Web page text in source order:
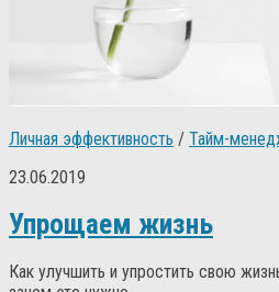
Личная эффективность / Тайм-
23.06.2019
Упрощаем жизнь
Как улучшить и упростить свою